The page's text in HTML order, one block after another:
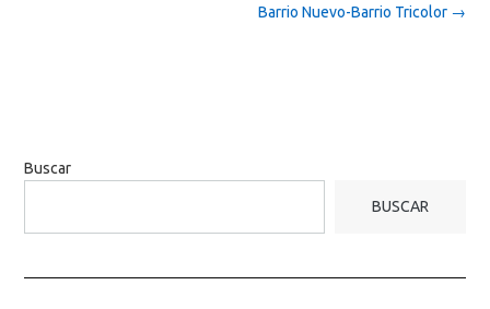
Barrio Nuevo-Barrio Tricolor →
Buscar
BUSCAR